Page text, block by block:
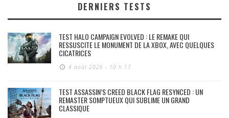
DERNIERS TESTS
TEST HALO CAMPAIGN EVOLVED : LE REMAKE QUI
RESSUSCITE LE MONUMENT DE LA XBOX, AVEC QUELQUES
CICATRICES
4 août 2026 - 10 h 17
TEST ASSASSIN’S CREED BLACK FLAG RESYNCED : UN
REMASTER SOMPTUEUX QUI SUBLIME UN GRAND
CLASSIQUE